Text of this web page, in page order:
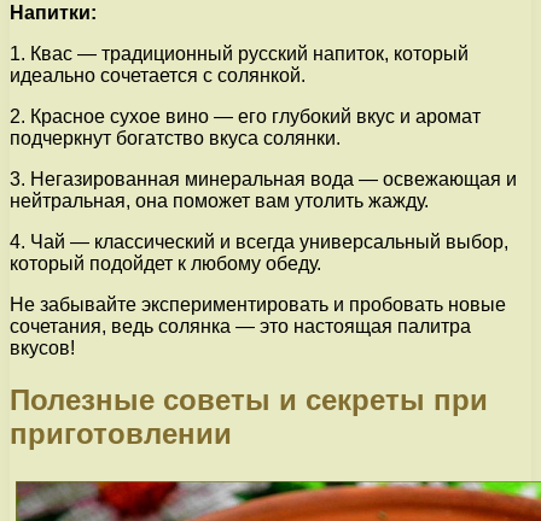
Напитки:
1. Квас — традиционный русский напиток, который
идеально сочетается с солянкой.
2. Красное сухое вино — его глубокий вкус и аромат
подчеркнут богатство вкуса солянки.
3. Негазированная минеральная вода — освежающая и
нейтральная, она поможет вам утолить жажду.
4. Чай — классический и всегда универсальный выбор,
который подойдет к любому обеду.
Не забывайте экспериментировать и пробовать новые
сочетания, ведь солянка — это настоящая палитра
вкусов!
Полезные советы и секреты при
приготовлении